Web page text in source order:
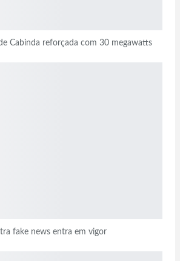
Cabinda reforçada com 30 megawatts
fake news entra em vigor